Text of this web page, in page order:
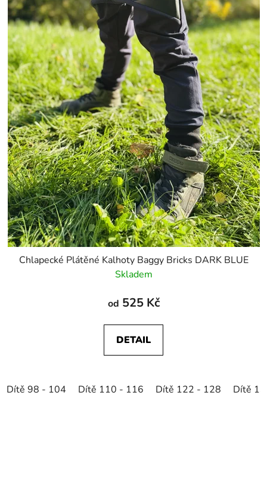
Chlapecké Plátěné Kalhoty Baggy Bricks DARK BLUE
Skladem
od 525 Kč
DETAIL
Dítě 98 - 104 Dítě 110 - 116 Dítě 122 - 128 Dítě